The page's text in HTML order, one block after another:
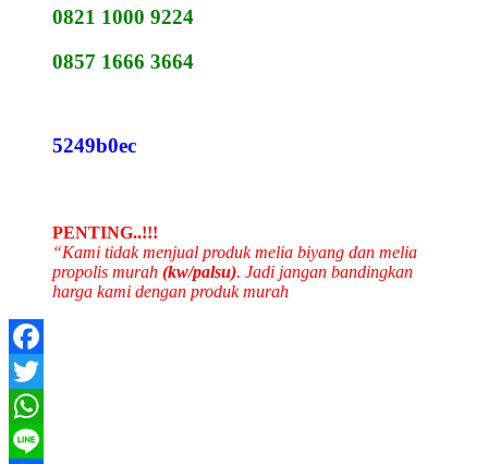
0821 1000 9224
0857 1666 3664
5249b0ec
PENTING..!!!
“Kami tidak menjual produk melia biyang dan melia
propolis murah (kw/palsu). Jadi jangan bandingkan
harga kami dengan produk murah
Facebook
Twitter
WhatsApp